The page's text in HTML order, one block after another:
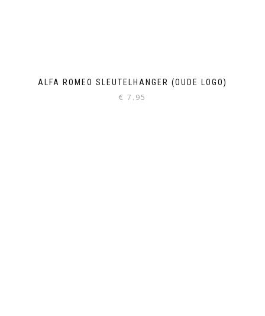
ALFA ROMEO SLEUTELHANGER (OUDE LOGO)
€ 7.95